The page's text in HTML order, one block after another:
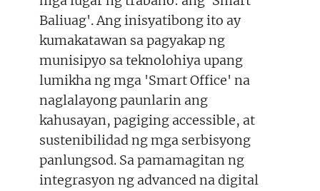
Baliuag'. Ang inisyatibong ito ay
kumakatawan sa pagyakap ng
munisipyo sa teknolohiya upang
lumikha ng mga 'Smart Office' na
naglalayong paunlarin ang
kahusayan, pagiging accessible, at
sustenibilidad ng mga serbisyong
panlungsod. Sa pamamagitan ng
integrasyon ng advanced na digital